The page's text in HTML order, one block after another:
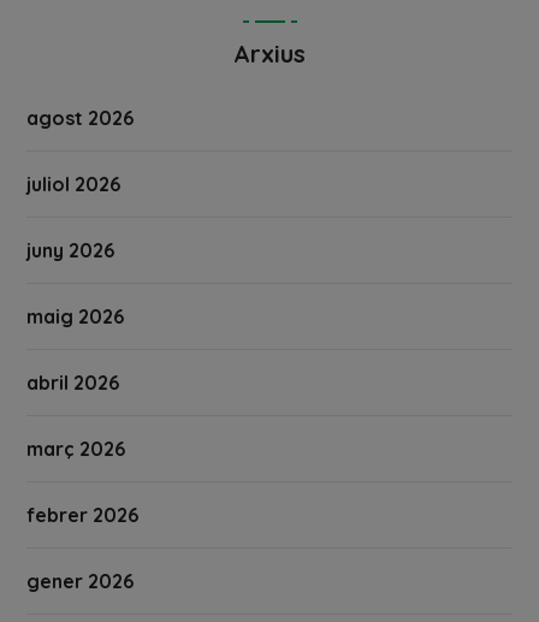
Arxius
agost 2026
juliol 2026
juny 2026
maig 2026
abril 2026
març 2026
febrer 2026
gener 2026